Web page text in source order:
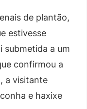
de plantão,
estivesse
submetida a um
confirmou a
a visitante
e haxixe